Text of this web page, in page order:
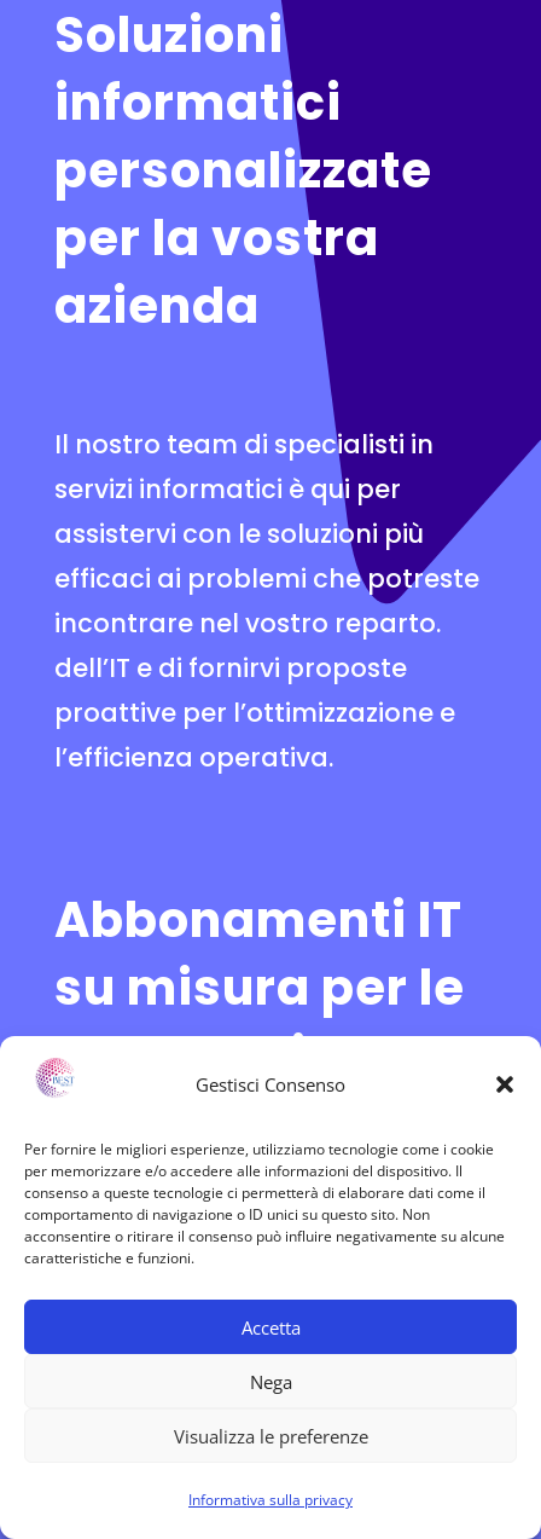
Gestisci Consenso
Per fornire le migliori esperienze, utilizziamo tecnologie come i cookie
per memorizzare e/o accedere alle informazioni del dispositivo. Il
consenso a queste tecnologie ci permetterà di elaborare dati come il
comportamento di navigazione o ID unici su questo sito. Non
acconsentire o ritirare il consenso può influire negativamente su alcune
caratteristiche e funzioni.
Accetta
Nega
Visualizza le preferenze
Informativa sulla privacy
Soluzioni
informatici
personalizzate
per la vostra
azienda
Il nostro team di specialisti in
servizi informatici è qui per
assistervi con le soluzioni più
efficaci ai problemi che potreste
incontrare nel vostro reparto.
dell’IT e di fornirvi proposte
proattive per l’ottimizzazione e
l’efficienza operativa.
Abbonamenti IT
su misura per le
vostre esigenze
Siamo consapevoli di quanto sia
cruciale l’attività che gestite, ed
abbonamenti IT
misura progettati per consentire
attività senza eccessive